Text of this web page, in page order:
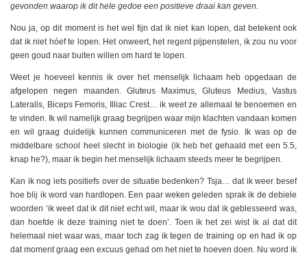
gevonden waarop ik dit hele gedoe een positieve draai kan geven.
Nou ja, op dit moment is het wel fijn dat ik niet kan lopen, dat betekent ook
dat ik niet hóef te lopen. Het onweert, het regent pijpenstelen, ik zou nu voor
geen goud naar buiten willen om hard te lopen.
Weet je hoeveel kennis ik over het menselijk lichaam heb opgedaan de
afgelopen negen maanden. Gluteus Maximus, Gluteus Medius, Vastus
Lateralis, Biceps Femoris, Illiac Crest… ik weet ze allemaal te benoemen en
te vinden. Ik wil namelijk graag begrijpen waar mijn klachten vandaan komen
en wil graag duidelijk kunnen communiceren met de fysio. Ik was op de
middelbare school heel slecht in biologie (ik heb het gehaald met een 5.5,
knap he?), maar ik begin het menselijk lichaam steeds meer te begrijpen.
Kan ik nog iets positiefs over de situatie bedenken? Tsja… dat ik weer besef
hoe blij ik word van hardlopen. Een paar weken geleden sprak ik de debiele
woorden ‘ik weet dat ik dit niet echt wil, maar ik wou dat ik geblesseerd was,
dan hoefde ik deze training niet te doen’. Toen ik het zei wist ik al dat dit
helemaal niet waar was, maar toch zag ik tegen de training op en had ik op
dat moment graag een excuus gehad om het niet te hoeven doen. Nu word ik